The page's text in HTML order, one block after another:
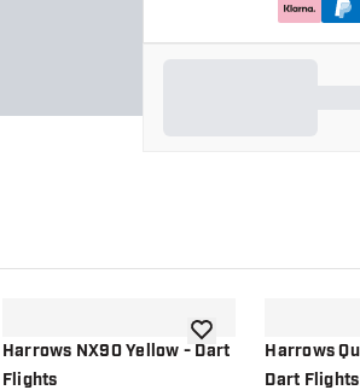
hinzufügen
Harrows NX90 Yellow - Dart
Flights
Zur Wunschliste
Harrows
Dart Flights